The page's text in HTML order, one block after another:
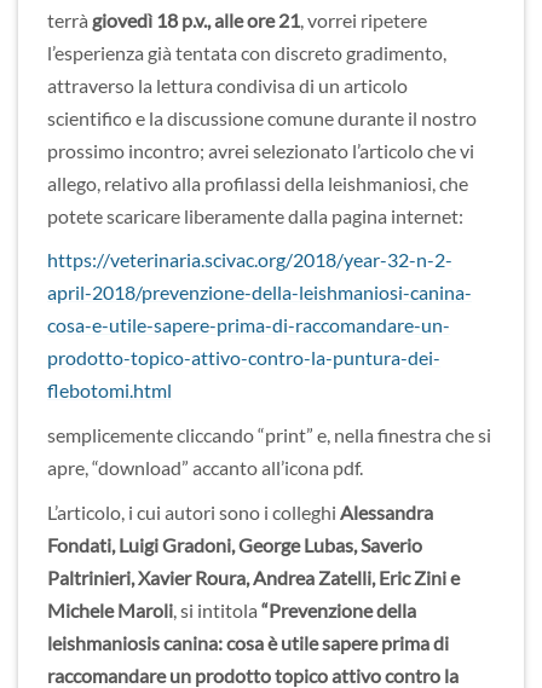
terrà giovedì 18 p.v., alle ore 21 , vorrei ripetere
l’esperienza già tentata con discreto gradimento,
attraverso la lettura condivisa di un articolo
scientifico e la discussione comune durante il nostro
prossimo incontro; avrei selezionato l’articolo che vi
allego, relativo alla profilassi della leishmaniosi, che
potete scaricare liberamente dalla pagina internet:
https://veterinaria.scivac.org/2018/year-32-n-2-
april-2018/prevenzione-della-leishmaniosi-canina-
cosa-e-utile-sapere-prima-di-raccomandare-un-
prodotto-topico-attivo-contro-la-puntura-dei-
flebotomi.html
semplicemente cliccando “print” e, nella finestra che si
apre, “download” accanto all’icona pdf.
L’articolo, i cui autori sono i colleghi Alessandra
Fondati, Luigi Gradoni, George Lubas, Saverio
Paltrinieri, Xavier Roura, Andrea Zatelli, Eric Zini e
Michele Maroli , si intitola “Prevenzione della
leishmaniosis canina: cosa è utile sapere prima di
raccomandare un prodotto topico attivo contro la